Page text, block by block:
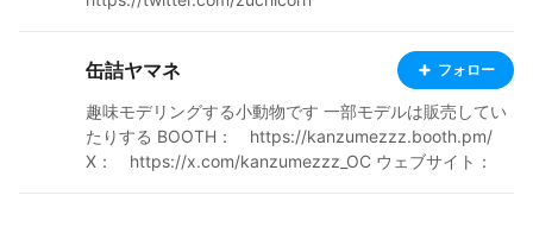
缶詰ヤマネ フォロー
趣味モデリングする小動物です 一部モデルは販売してい
たりする BOOTH： https://kanzumezzz.booth.pm/
X： https://x.com/kanzumezzz_OC ウェブサイト：